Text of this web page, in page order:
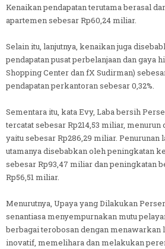
Kenaikan pendapatan terutama berasal
apartemen sebesar Rp60,24 miliar.
Selain itu, lanjutnya, kenaikan juga
pendapatan pusat perbelanjaan dan gaya
Shopping Center dan fX Sudirman)
pendapatan perkantoran sebesar 0,32%.
Sementara itu, kata Evy, Laba bersih
tercatat sebesar Rp214,53 miliar, menurun
yaitu sebesar Rp286,29 miliar. Penurunan
utamanya disebabkan oleh peningkatan
sebesar Rp93,47 miliar dan peningkatan
Rp56,51 miliar.
Menurutnya, Upaya yang Dilakukan
senantiasa menyempurnakan mutu
berbagai terobosan dengan menawarkan
inovatif, memelihara dan melakukan